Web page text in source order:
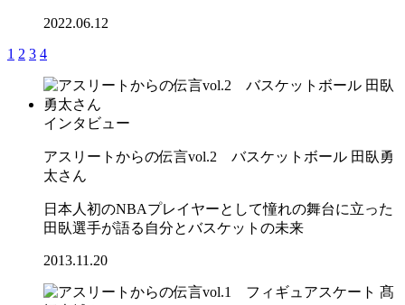
2022.06.12
1 2 3 4
インタビュー
アスリートからの伝言vol.2 バスケットボール 田臥勇
太さん
日本人初のNBAプレイヤーとして憧れの舞台に立った
田臥選手が語る自分とバスケットの未来
2013.11.20